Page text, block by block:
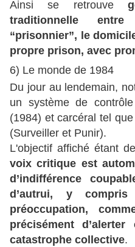
Ainsi se retrouve
traditionnelle
“prisonnier”, le
propre prison, avec
6) Le monde de 1984
Du jour au lendemain,
un système de
(1984) et carcéral tel
(Surveiller et Punir).
L'objectif affiché étant
voix critique est
d’indifférence
d’autrui, y
préoccupation,
précisément
catastrophe collective.